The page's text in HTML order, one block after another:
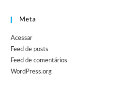
Meta
Acessar
Feed de posts
Feed de comentários
WordPress.org